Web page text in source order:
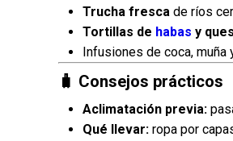
Trucha fresca de ríos
Tortillas de habas y
Infusiones de coca, muña
🧳 Consejos prácticos
Aclimatación previa:
Qué llevar: ropa por